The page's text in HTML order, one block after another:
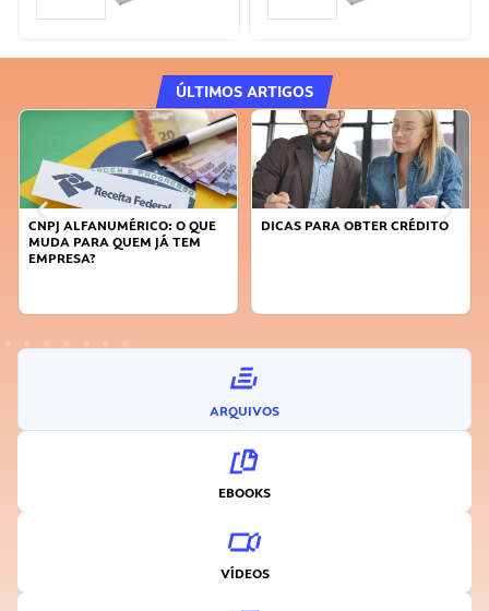
ÚLTIMOS ARTIGOS
DICAS PARA OBTER CRÉDITO
FAÇA A DIFERENÇA: SEJA
ARQUIVOS
EBOOKS
VÍDEOS